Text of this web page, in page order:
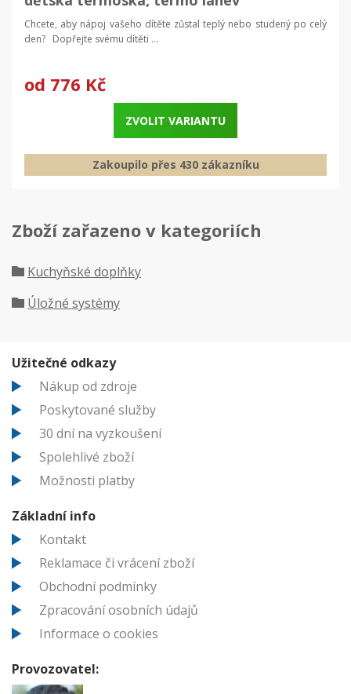
Chcete, aby nápoj vašeho dítěte zůstal teplý nebo studený po celý
den? Dopřejte svému dítěti ...
od 776 Kč
ZVOLIT VARIANTU
Zakoupilo přes 430 zákazníku
Zboží zařazeno v kategoriích
Kuchyňské doplňky
Úložné systémy
Užitečné odkazy
Nákup od zdroje
Poskytované služby
30 dní na vyzkoušení
Spolehlivé zboží
Možnosti platby
Základní info
Kontakt
Reklamace či vrácení zboží
Obchodní podmínky
Zpracování osobních údajů
Informace o cookies
Provozovatel: